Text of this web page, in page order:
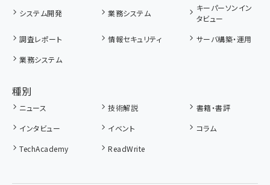
システム開発 業務システム
キーパーソンイン
タビュー
調査レポート
情報セキュリティ
サーバ構築・運用
業務システム
種別
ニュース 技術解説
書籍・書評
インタビュー
イベント
コラム
TechAcademy
ReadWrite